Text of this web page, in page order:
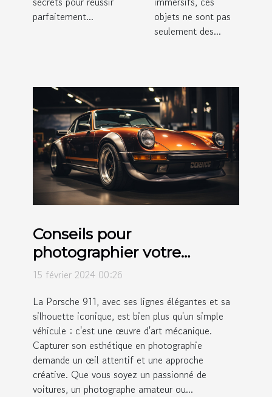
parfaitement...
objets ne sont pas
seulement des...
Conseils pour
photographier votre
Porsche 911 et sublimer son
15 février 2024 00:26
La Porsche 911, avec ses lignes élégantes et sa
silhouette iconique, est bien plus qu'un simple
véhicule : c'est une œuvre d'art mécanique.
Capturer son esthétique en photographie
demande un œil attentif et une approche
créative. Que vous soyez un passionné de
voitures, un photographe amateur ou...